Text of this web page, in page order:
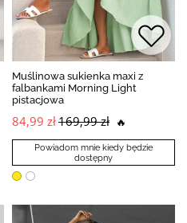
Muślinowa sukienka maxi z
falbankami Morning Light
pistacjowa
84,99 zł169,99 zł 🔥
Powiadom mnie kiedy będzie
dostępny